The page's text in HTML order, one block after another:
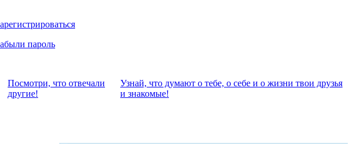
пароль
Посмотри, что отвeчали
другие!
Узнай, что думают о тебе, о себе и о жизни твои друзья
и знакомые!